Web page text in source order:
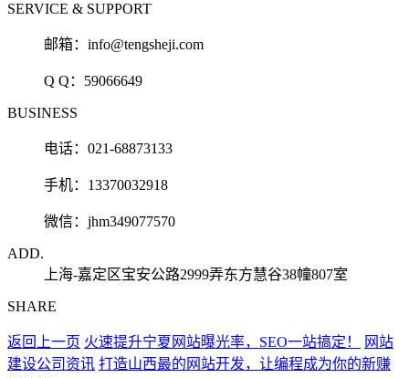
SERVICE & SUPPORT
邮箱： info@tengsheji.com
Q Q： 59066649
BUSINESS
电话：021-68873133
手机：13370032918
微信：jhm349077570
ADD.
上海-嘉定区宝安公路2999弄东方慧谷38幢807室
SHARE
返回上一页 火速提升宁夏网站曝光率，SEO一站搞定！
网站
建设公司资讯 打造山西最的网站开发，让编程成为你的新赚